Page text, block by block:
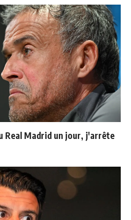
Real Madrid un jour, j'arrête